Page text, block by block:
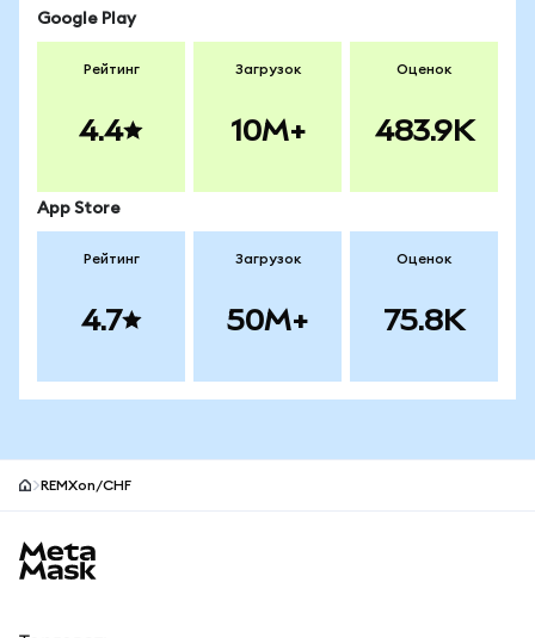
Google Play
Рейтинг
4.4
Загрузок
10M+
Оценок
483.9K
App Store
Рейтинг
4.7
Загрузок
50M+
Оценок
75.8K
REMXon/CHF